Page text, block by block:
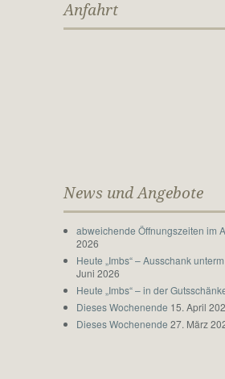
Anfahrt
News und Angebote
abweichende Öffnungszeiten im
2026
Heute „Imbs“ – Ausschank
Juni 2026
Heute „Imbs“ – in der
Dieses Wochenende 15. April
Dieses Wochenende 27. März